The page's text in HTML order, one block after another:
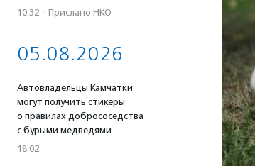
10:32 · Прислано НКО
05.08.2026
Автовладельцы Камчатки
могут получить стикеры
о правилах добрососедства
с бурыми медведями
18:02